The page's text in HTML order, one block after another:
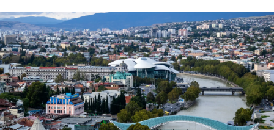
全球合规聘用合同工
合同工管理
全球合同工入职与管理
PEO
外包复杂雇佣任务
Remote 无惧对比
了解我们的竞争优势
成长阶段
初创企业
为成长型企业量身打造的全球敏捷型人力资源与薪资解决方案
员工成本计算器
计算任何国家的员工总成本
合同工薪酬结算计算器
探索全球合同工的结算货币选项与结算速度
通过 REMOTE 学习
中文（简体）
English
Nederlands
Français
登录